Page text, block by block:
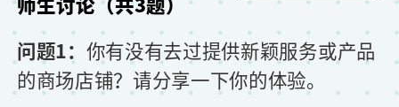
问题1： 你有没有去过提供新颖服务或产品
的商场店铺？请分享一下你的体验。